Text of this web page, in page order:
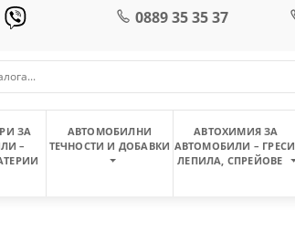
0889 35 35 37
ЗА
–
АВТОМОБИЛНИ
ТЕЧНОСТИ И ДОБАВКИ
АВТОХИМИЯ ЗА
АВТОМОБИЛИ – ГРЕСИ,
ЛЕПИЛА, СПРЕЙОВЕ